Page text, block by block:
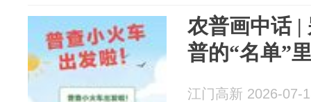
农普画中话 |
普的“名单”
江门高新 2026-07-